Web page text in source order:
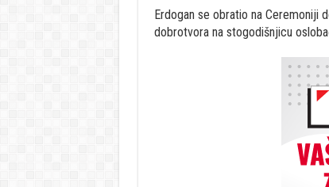
Erdogan se obratio na Ceremoniji
dobrotvora na stogodišnjicu